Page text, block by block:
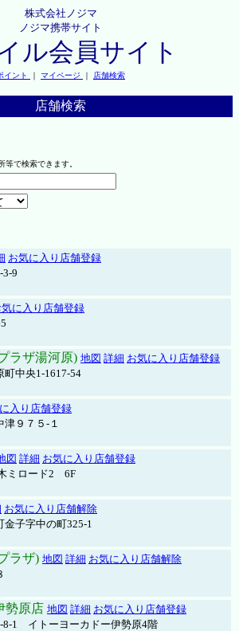
株式会社ノジマ
ノジマ携帯サイト
ル会員サイト
イント ｜ マイページ ｜ 店舗検索
店舗検索
等で検索できます。
お気に入り店舗登録
3-9
気に入り店舗登録
ラザ湯河原) 地図 詳細 お気に入り店舗登録
町中央1-1617-54
入り店舗登録
津９７５-１
図 詳細 お気に入り店舗登録
ミロード2 6F
お気に入り店舗解除
子字中の町325-1
ラザ) 地図 詳細 お気に入り店舗解除
勢原店 地図 詳細 お気に入り店舗登録
8-1 イトーヨーカドー伊勢原4階